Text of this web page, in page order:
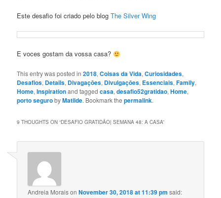
Este desafio foi criado pelo blogThe Silver Wing
E voces gostam da vossa casa?
This entry was posted in2018,Coisas da Vida,Curiosidades,
Desafios, Details, Divagaçōes, Divulgaçōes, Essenciais,Family,
Home,Inspirationand taggedcasa,desafio52gratidao,Home,
porto segurobyMatilde. Bookmark thepermalink.
9 THOUGHTS ON “DESAFIO GRATIDÃO| SEMANA 48: A CASA”
Andreia MoraisonNovember 30, 2018 at 11:39 pm said: